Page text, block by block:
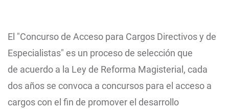
El "Concurso de Acceso para Cargos Directivos y de
Especialistas" es un proceso de selección que
de acuerdo a la Ley de Reforma Magisterial, cada
dos años se convoca a concursos para el acceso a
cargos con el fin de promover el desarrollo